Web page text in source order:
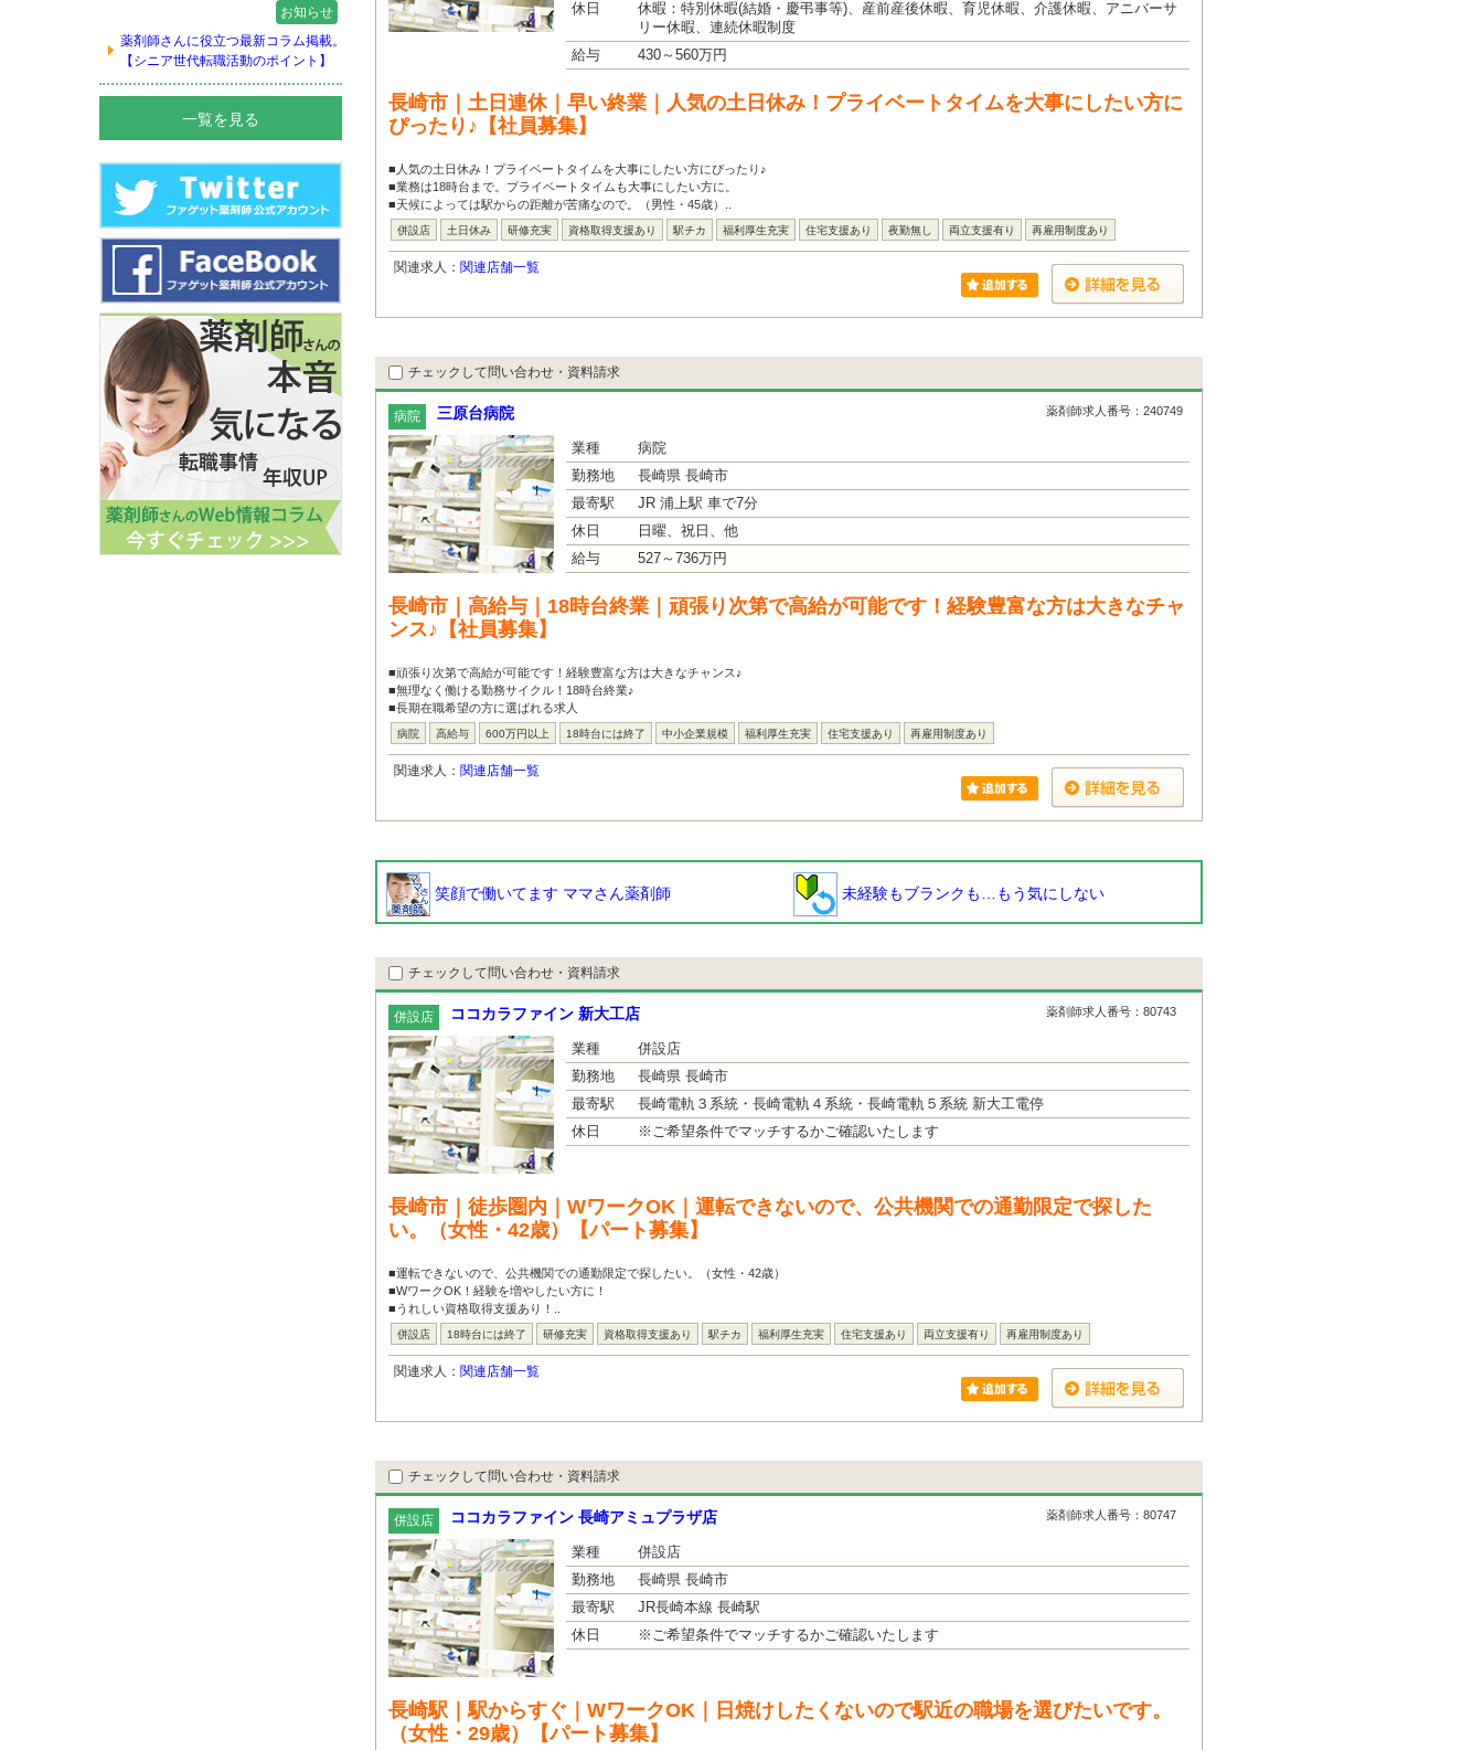
お知らせ
薬剤師さんに役立つ最新コラム掲載。
【シニア世代転職活動のポイント】
一覧を見る
休日
休暇：特別休暇(結婚・慶弔事等)、産前産後休暇、育児休暇、介護休暇、アニバーサ
リー休暇、連続休暇制度
給与
430～560万円
長崎市｜土日連休｜早い終業｜人気の土日休み！プライベートタイムを大事にしたい方に
ぴったり♪【社員募集】
■人気の土日休み！プライベートタイムを大事にしたい方にぴったり♪
■業務は18時台まで。プライベートタイムも大事にしたい方に。
■天候によっては駅からの距離が苦痛なので。（男性・45歳）..
併設店 土日休み 研修充実 資格取得支援あり 駅チカ 福利厚生充実 住宅支援あり 夜勤無し 両立支援有り 再雇用制度あり
関連求人： 関連店舗一覧
チェックして問い合わせ・資料請求
病院 三原台病院 薬剤師求人番号：240749
業種
病院
勤務地
長崎県 長崎市
最寄駅
JR 浦上駅 車で7分
休日
日曜、祝日、他
給与
527～736万円
長崎市｜高給与｜18時台終業｜頑張り次第で高給が可能です！経験豊富な方は大きなチャ
ンス♪【社員募集】
■頑張り次第で高給が可能です！経験豊富な方は大きなチャンス♪
■無理なく働ける勤務サイクル！18時台終業♪
■長期在職希望の方に選ばれる求人
病院 高給与 600万円以上 18時台には終了 中小企業規模 福利厚生充実 住宅支援あり 再雇用制度あり
関連求人： 関連店舗一覧
笑顔で働いてます ママさん薬剤師 未経験もブランクも…もう気にしない
チェックして問い合わせ・資料請求
併設店 ココカラファイン 新大工店 薬剤師求人番号：80743
業種
併設店
勤務地
長崎県 長崎市
最寄駅
長崎電軌３系統・長崎電軌４系統・長崎電軌５系統 新大工電停
休日
※ご希望条件でマッチするかご確認いたします
長崎市｜徒歩圏内｜WワークOK｜運転できないので、公共機関での通勤限定で探した
い。（女性・42歳）【パート募集】
■運転できないので、公共機関での通勤限定で探したい。（女性・42歳）
■WワークOK！経験を増やしたい方に！
■うれしい資格取得支援あり！..
併設店 18時台には終了 研修充実 資格取得支援あり 駅チカ 福利厚生充実 住宅支援あり 両立支援有り 再雇用制度あり
関連求人： 関連店舗一覧
チェックして問い合わせ・資料請求
併設店 ココカラファイン 長崎アミュプラザ店 薬剤師求人番号：80747
業種
併設店
勤務地
長崎県 長崎市
最寄駅
JR長崎本線 長崎駅
休日
※ご希望条件でマッチするかご確認いたします
長崎駅｜駅からすぐ｜WワークOK｜日焼けしたくないので駅近の職場を選びたいです。
（女性・29歳）【パート募集】